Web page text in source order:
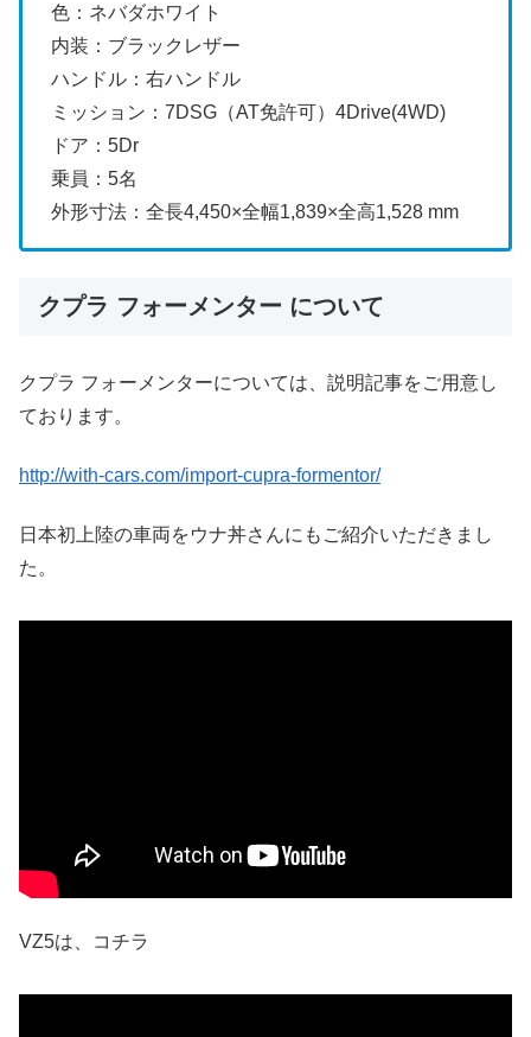
色：ネバダホワイト
内装：ブラックレザー
ハンドル：右ハンドル
ミッション：7DSG（AT免許可）4Drive(4WD)
ドア：5Dr
乗員：5名
外形寸法：全長4,450×全幅1,839×全高1,528 mm
クプラ フォーメンター について
クプラ フォーメンターについては、説明記事をご用意し
ております。
http://with-cars.com/import-cupra-formentor/
日本初上陸の車両をウナ丼さんにもご紹介いただきまし
た。
VZ5は、コチラ